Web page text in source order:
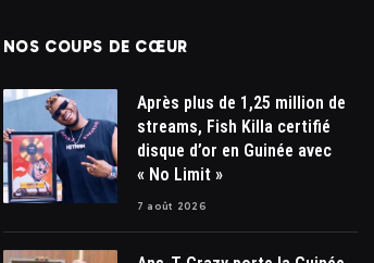
NOS COUPS DE CŒUR
Après plus de 1,25 million de
streams, Fish Killa certifié
disque d’or en Guinée avec
« No Limit »
7 août 2026